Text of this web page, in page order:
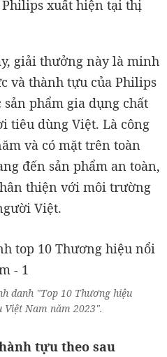
xuất hiện tại thị
giải thưởng này là minh
và thành tựu của Philips
phẩm gia dụng chất
tiêu dùng Việt. Là công
và có mặt trên toàn
đến sản phẩm an toàn,
thiện với môi trường
Việt.
danh "Top 10 Thương hiệu
Việt Nam năm 2023".
tựu theo sau